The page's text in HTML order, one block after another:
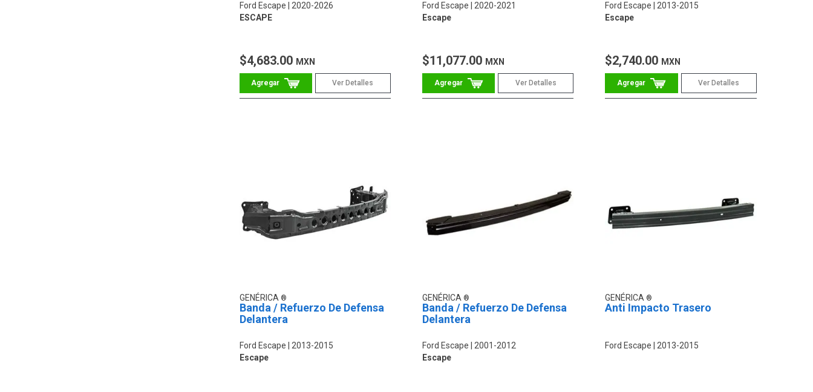
Ford Escape
2020-2026
ESCAPE
$4,683.00 MXN
Ver Detalles
Ford Escape
2020-2021
Escape
$11,077.00 MXN
Ver Detalles
Ford Escape
2013-2015
Escape
$2,740.00 MXN
Ver Detalles
GENÉRICA
Banda / Refuerzo De Defensa
Delantera
Ford Escape
2013-2015
Escape
GENÉRICA
Banda / Refuerzo De Defensa
Delantera
Ford Escape
2001-2012
Escape
GENÉRICA
Anti Impacto Trasero
Ford Escape 2013-2015